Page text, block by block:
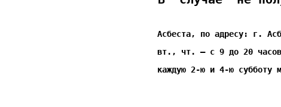
Асбеста,
по адресу: г.
вт.,
чт.
– с 9 до 20
каждую 2-ю и 4-ю субботу